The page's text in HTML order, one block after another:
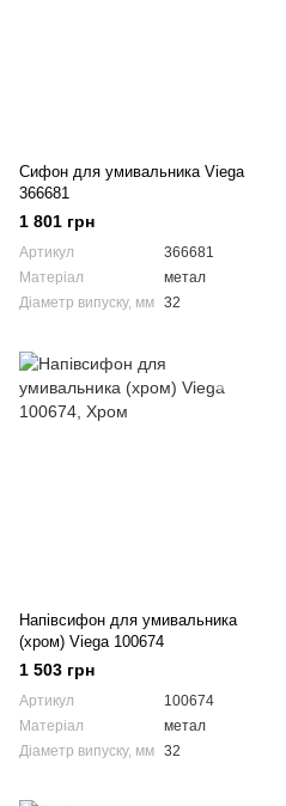
Сифон для умивальника Viega
366681
1 801 грн
Артикул
366681
Матеріал
метал
Діаметр випуску, мм 32
Напівсифон для умивальника
(хром) Viega 100674
1 503 грн
Артикул
100674
Матеріал
метал
Діаметр випуску, мм 32